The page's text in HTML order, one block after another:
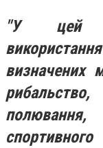
"У цей
визначених